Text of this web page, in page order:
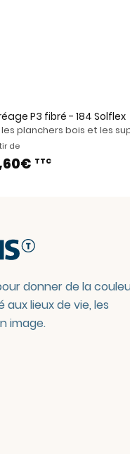
P3 fibré - 184 Solflex
les planchers bois et les
de
TTC
donner de la
lieux de vie, les
image.